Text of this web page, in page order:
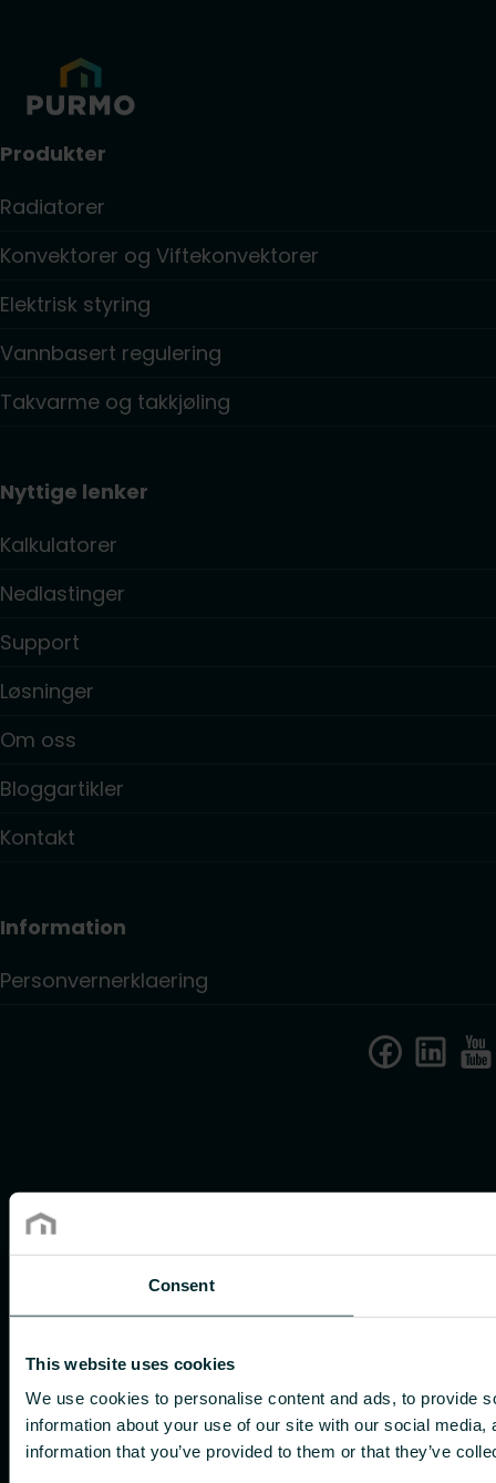
Consent
This website uses cookies
We use cookies to personalise content and ads, to provide
information about your use of our site with our social
information that you’ve provided to them or that they’ve
Produkter
Radiatorer
Konvektorer og Viftekonvektorer
Elektrisk styring
Vannbasert regulering
Takvarme og takkjøling
Nyttige lenker
Kalkulatorer
Nedlastinger
Support
Løsninger
Om oss
Bloggartikler
Kontakt
Information
Personvernerklaering